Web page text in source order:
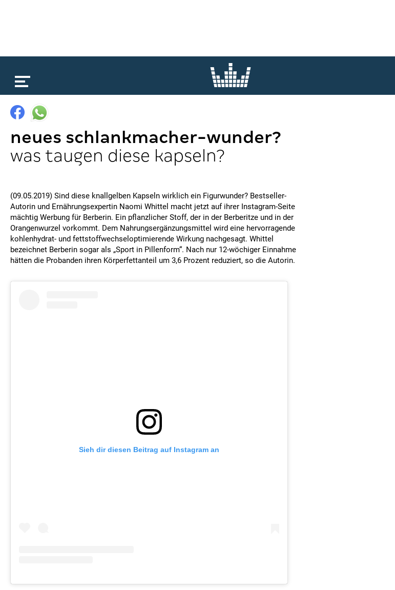
neues schlankmacher-wunder?
was taugen diese kapseln?
(09.05.2019) Sind diese knallgelben Kapseln wirklich ein Figurwunder? Bestseller-
Autorin und Ernährungsexpertin Naomi Whittel macht jetzt auf ihrer Instagram-Seite
mächtig Werbung für Berberin. Ein pflanzlicher Stoff, der in der Berberitze und in der
Orangenwurzel vorkommt. Dem Nahrungsergänzungsmittel wird eine hervorragende
kohlenhydrat- und fettstoffwechseloptimierende Wirkung nachgesagt. Whittel
bezeichnet Berberin sogar als „Sport in Pillenform“. Nach nur 12-wöchiger Einnahme
hätten die Probanden ihren Körperfettanteil um 3,6 Prozent reduziert, so die Autorin.
Sieh dir diesen Beitrag auf Instagram an